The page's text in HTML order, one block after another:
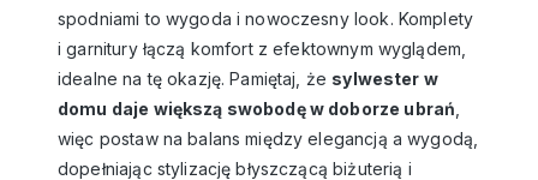
spodniami to wygoda i nowoczesny look. Komplety
i garnitury łączą komfort z efektownym wyglądem,
idealne na tę okazję. Pamiętaj, że sylwester w
domu daje większą swobodę w doborze ubrań
więc postaw na balans między elegancją a wygodą,
dopełniając stylizację błyszczącą biżuterią i